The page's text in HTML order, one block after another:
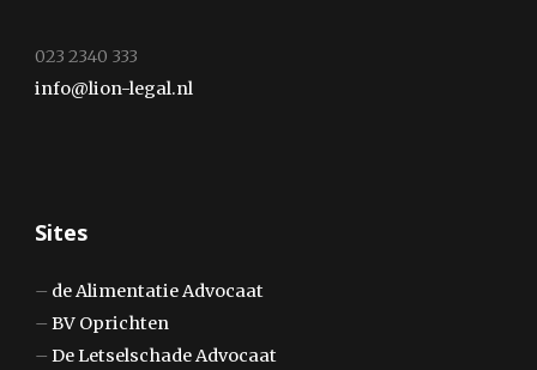
023 2340 333
info@lion-legal.nl
Sites
– de Alimentatie Advocaat
– BV Oprichten
– De Letselschade Advocaat